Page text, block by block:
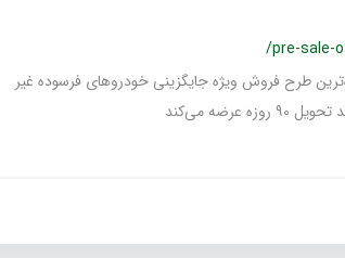
/pre-sale-
طرح فروش ویژه جایگزینی خودروهای فرسوده غیر
می‌کند